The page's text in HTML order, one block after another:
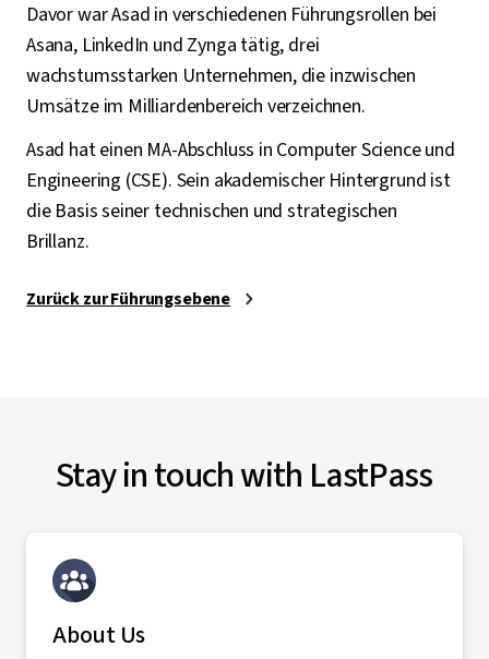
Davor war Asad in verschiedenen Führungsrollen bei
Asana, LinkedIn und Zynga tätig, drei
wachstumsstarken Unternehmen, die inzwischen
Umsätze im Milliardenbereich verzeichnen.
Asad hat einen MA-Abschluss in Computer Science und
Engineering (CSE). Sein akademischer Hintergrund ist
die Basis seiner technischen und strategischen
Brillanz.
Zurück zur Führungsebene
Stay in touch with LastPass
About Us